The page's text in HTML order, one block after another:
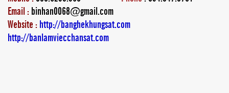
Email : binhan0068@gmail.com
Website : http://banghekhungsat.com
http://banlamviecchansat.com